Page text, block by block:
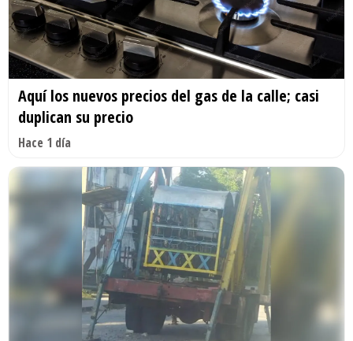
Aquí los nuevos precios del gas de la calle; casi
duplican su precio
Hace 1 día